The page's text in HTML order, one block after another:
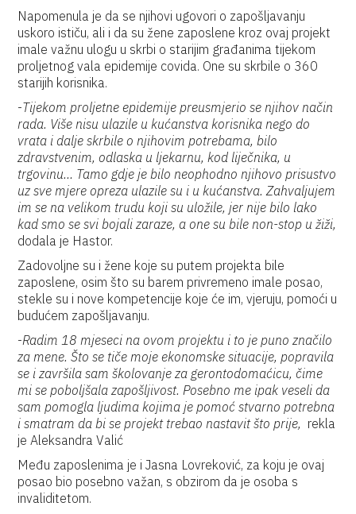
Napomenula je da se njihovi ugovori o zapošljavanju
uskoro ističu, ali i da su žene zaposlene kroz ovaj projekt
imale važnu ulogu u skrbi o starijim građanima tijekom
proljetnog vala epidemije covida. One su skrbile o 360
starijih korisnika.
-Tijekom proljetne epidemije preusmjerio se njihov način
rada. Više nisu ulazile u kućanstva korisnika nego do
vrata i dalje skrbile o njihovim potrebama, bilo
zdravstvenim, odlaska u ljekarnu, kod liječnika, u
trgovinu… Tamo gdje je bilo neophodno njihovo prisustvo
uz sve mjere opreza ulazile su i u kućanstva. Zahvaljujem
im se na velikom trudu koji su uložile, jer nije bilo lako
kad smo se svi bojali zaraze, a one su bile non-stop u žiži,
dodala je Hastor.
Zadovoljne su i žene koje su putem projekta bile
zaposlene, osim što su barem privremeno imale posao,
stekle su i nove kompetencije koje će im, vjeruju, pomoći u
budućem zapošljavanju.
-Radim 18 mjeseci na ovom projektu i to je puno značilo
za mene. Što se tiče moje ekonomske situacije, popravila
se i završila sam školovanje za gerontodomaćicu, čime
mi se poboljšala zapošljivost. Posebno me ipak veseli da
sam pomogla ljudima kojima je pomoć stvarno potrebna
i smatram da bi se projekt trebao nastavit što prije, rekla
je Aleksandra Valić
Među zaposlenima je i Jasna Lovreković, za koju je ovaj
posao bio posebno važan, s obzirom da je osoba s
invaliditetom.